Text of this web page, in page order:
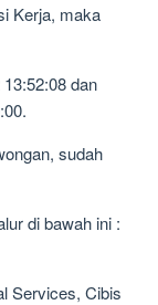
Kerja, maka
dan
sudah
di bawah ini :
Services, Cibis